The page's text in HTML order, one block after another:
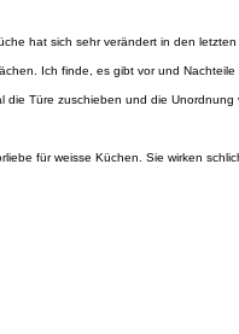
hat sich sehr verändert in den
Ich finde, es gibt vor und
die Türe zuschieben und die Unordnung
für weisse Küchen. Sie wirken